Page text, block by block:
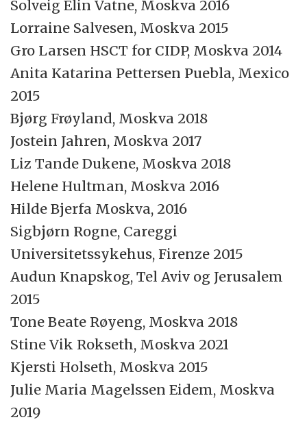
Solveig Elin Vatne, Moskva 2016
Lorraine Salvesen, Moskva 2015
Gro Larsen HSCT for CIDP, Moskva 2014
Anita Katarina Pettersen Puebla, Mexico
2015
Bjørg Frøyland, Moskva 2018
Jostein Jahren, Moskva 2017
Liz Tande Dukene, Moskva 2018
Helene Hultman, Moskva 2016
Hilde Bjerfa Moskva, 2016
Sigbjørn Rogne, Careggi
Universitetssykehus, Firenze 2015
Audun Knapskog, Tel Aviv og Jerusalem
2015
Tone Beate Røyeng, Moskva 2018
Stine Vik Rokseth, Moskva 2021
Kjersti Holseth, Moskva 2015
Julie Maria Magelssen Eidem, Moskva
2019